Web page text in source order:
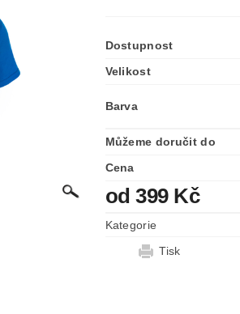
Dostupnost
Velikost
Barva
Můžeme doručit do
Cena
od 399 Kč
Kategorie
Tisk